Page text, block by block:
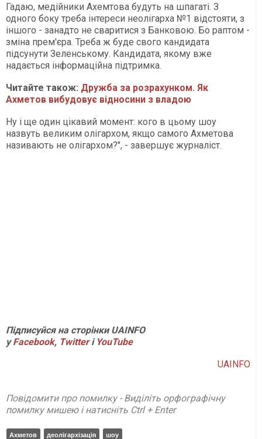
Гадаю, медійники Ахемтова будуть на шпагаті. З
одного боку треба інтереси неолігарха №1 відстояти, з
іншого - занадто не сваритися з Банковою. Бо раптом -
зміна прем'єра. Треба ж буде свого кандидата
підсунути Зеленському. Кандидата, якому вже
надається інформаційна підтримка.
Читайте також: Дружба за розрахунком. Як
Ахметов вибудовує відносини з владою
Ну і ще один цікавий момент: кого в цьому шоу
назвуть великим олігархом, якщо самого Ахметова
називають не олігархом?", - завершує журналіст.
Підписуйся на сторінки UAINFO
уFacebook, Twitterі YouTube
UAINFO
Повідомити про помилку - Виділіть орфографічну
помилку мишею і натисніть Ctrl + Enter
Ахметов деолігархізація шоу